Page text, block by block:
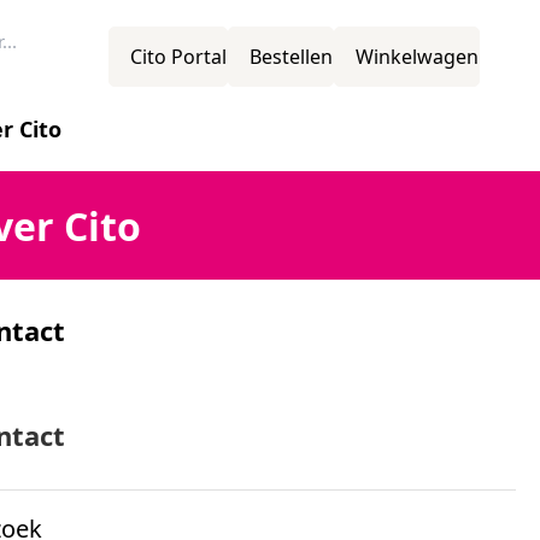
Cito
Cito
Cito Portal Bestellen Winkelwagen